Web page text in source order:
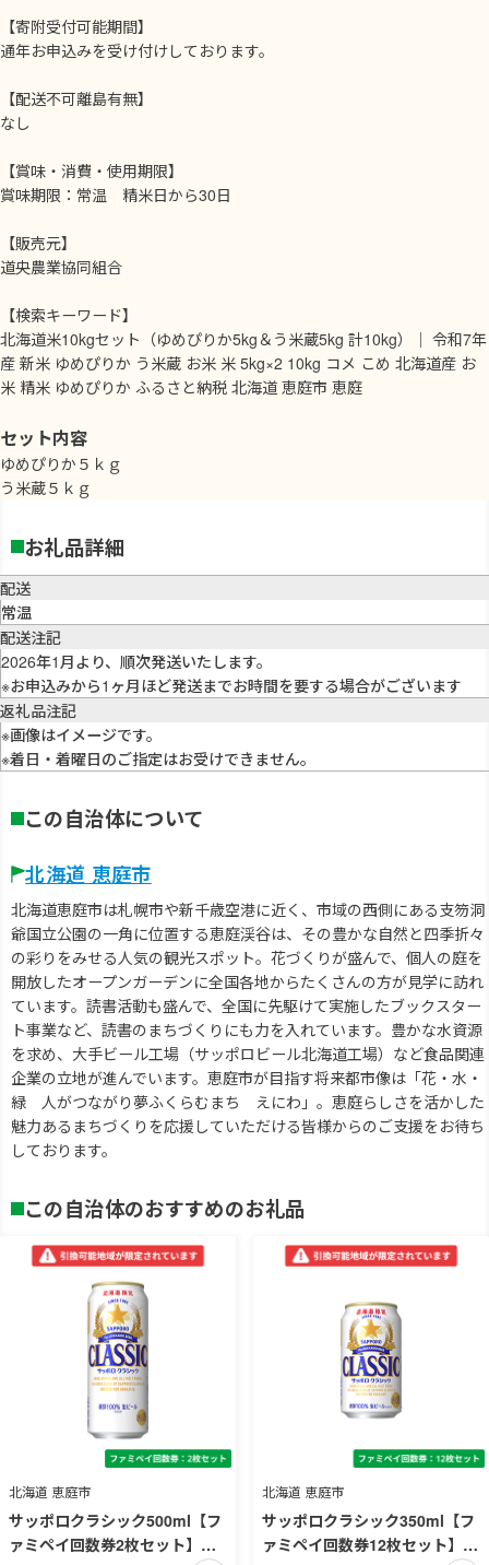
【寄附受付可能期間】
通年お申込みを受け付けしております。
【配送不可離島有無】
なし
【賞味・消費・使用期限】
賞味期限：常温 精米日から30日
【販売元】
道央農業協同組合
【検索キーワード】
北海道米10kgセット（ゆめぴりか5kg＆う米蔵5kg 計10kg）｜ 令和7年
産 新米 ゆめぴりか う米蔵 お米 米 5kg×2 10kg コメ こめ 北海道産 お
米 精米 ゆめぴりか ふるさと納税 北海道 恵庭市 恵庭
セット内容
ゆめぴりか５ｋｇ
う米蔵５ｋｇ
お礼品詳細
配送
常温
配送注記
2026年1月より、順次発送いたします。
※お申込みから1ヶ月ほど発送までお時間を要する場合がございます
返礼品注記
※画像はイメージです。
※着日・着曜日のご指定はお受けできません。
この自治体について
北海道 恵庭市
北海道恵庭市は札幌市や新千歳空港に近く、市域の西側にある支笏洞
爺国立公園の一角に位置する恵庭渓谷は、その豊かな自然と四季折々
の彩りをみせる人気の観光スポット。花づくりが盛んで、個人の庭を
開放したオープンガーデンに全国各地からたくさんの方が見学に訪れ
ています。読書活動も盛んで、全国に先駆けて実施したブックスター
ト事業など、読書のまちづくりにも力を入れています。豊かな水資源
を求め、大手ビール工場（サッポロビール北海道工場）など食品関連
企業の立地が進んでいます。恵庭市が目指す将来都市像は「花・水・
緑 人がつながり夢ふくらむまち えにわ」。恵庭らしさを活かした
魅力あるまちづくりを応援していただける皆様からのご支援をお待ち
しております。
この自治体のおすすめのお礼品
北海道 恵庭市
サッポロクラシック500ml【フ
ァミペイ回数券2枚セット】
北海道 恵庭市
サッポロクラシック350ml【フ
ァミペイ回数券12枚セット】